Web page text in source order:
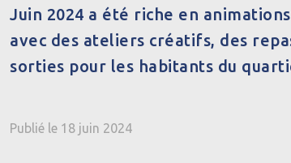
Juin 2024 a été riche en
avec des ateliers créatifs, des
sorties pour les habitants du
Publié le 18 juin 2024